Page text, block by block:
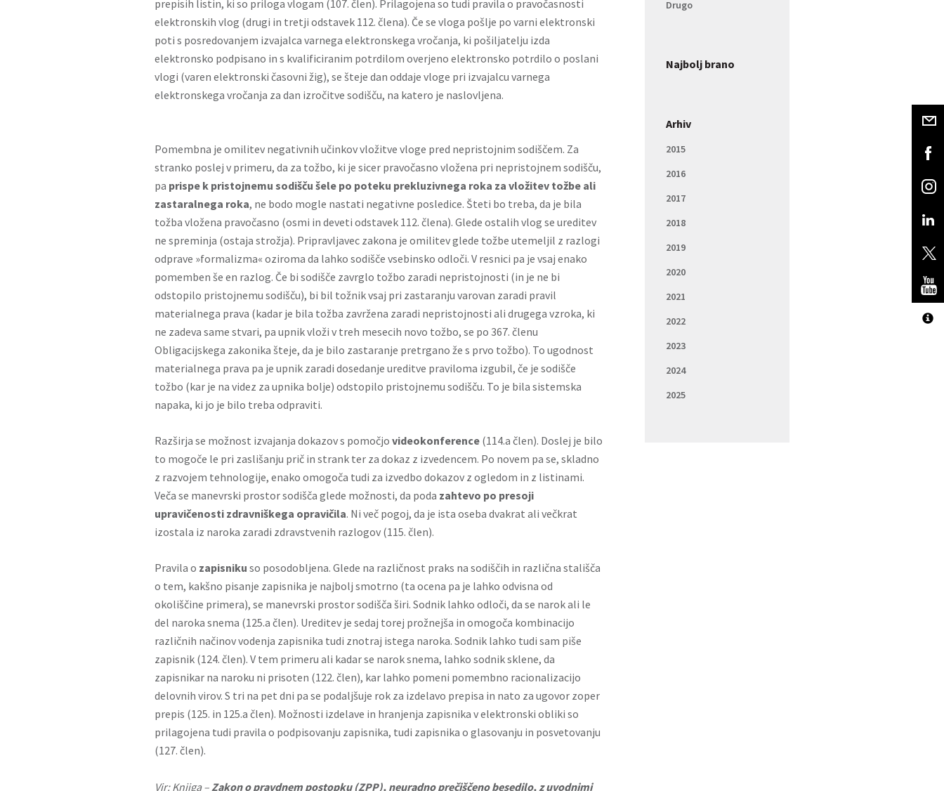
prepisih listin, ki so priloga vlogam (107. člen). Prilagojena so tudi pravila o pravočasnosti
elektronskih vlog (drugi in tretji odstavek 112. člena). Če se vloga pošlje po varni elektronski
poti s posredovanjem izvajalca varnega elektronskega vročanja, ki pošiljatelju izda
elektronsko podpisano in s kvalificiranim potrdilom overjeno elektronsko potrdilo o poslani
vlogi (varen elektronski časovni žig), se šteje dan oddaje vloge pri izvajalcu varnega
elektronskega vročanja za dan izročitve sodišču, na katero je naslovljena.
Pomembna je omilitev negativnih učinkov vložitve vloge pred nepristojnim sodiščem. Za
stranko poslej v primeru, da za tožbo, ki je sicer pravočasno vložena pri nepristojnem sodišču,
pa prispe k pristojnemu sodišču šele po poteku prekluzivnega roka za vložitev tožbe ali
zastaralnega roka, ne bodo mogle nastati negativne posledice. Šteti bo treba, da je bila
tožba vložena pravočasno (osmi in deveti odstavek 112. člena). Glede ostalih vlog se ureditev
ne spreminja (ostaja strožja). Pripravljavec zakona je omilitev glede tožbe utemeljil z razlogi
odprave »formalizma« oziroma da lahko sodišče vsebinsko odloči. V resnici pa je vsaj enako
pomemben še en razlog. Če bi sodišče zavrglo tožbo zaradi nepristojnosti (in je ne bi
odstopilo pristojnemu sodišču), bi bil tožnik vsaj pri zastaranju varovan zaradi pravil
materialnega prava (kadar je bila tožba zavržena zaradi nepristojnosti ali drugega vzroka, ki
ne zadeva same stvari, pa upnik vloži v treh mesecih novo tožbo, se po 367. členu
Obligacijskega zakonika šteje, da je bilo zastaranje pretrgano že s prvo tožbo). To ugodnost
materialnega prava pa je upnik zaradi dosedanje ureditve praviloma izgubil, če je sodišče
tožbo (kar je na videz za upnika bolje) odstopilo pristojnemu sodišču. To je bila sistemska
napaka, ki jo je bilo treba odpraviti.
Razširja se možnost izvajanja dokazov s pomočjo videokonference (114.a člen). Doslej je bilo
to mogoče le pri zaslišanju prič in strank ter za dokaz z izvedencem. Po novem pa se, skladno
z razvojem tehnologije, enako omogoča tudi za izvedbo dokazov z ogledom in z listinami.
Veča se manevrski prostor sodišča glede možnosti, da poda zahtevo po presoji
upravičenosti zdravniškega opravičila. Ni več pogoj, da je ista oseba dvakrat ali večkrat
izostala iz naroka zaradi zdravstvenih razlogov (115. člen).
Pravila o zapisniku so posodobljena. Glede na različnost praks na sodiščih in različna stališča
o tem, kakšno pisanje zapisnika je najbolj smotrno (ta ocena pa je lahko odvisna od
okoliščine primera), se manevrski prostor sodišča širi. Sodnik lahko odloči, da se narok ali le
del naroka snema (125.a člen). Ureditev je sedaj torej prožnejša in omogoča kombinacijo
različnih načinov vodenja zapisnika tudi znotraj istega naroka. Sodnik lahko tudi sam piše
zapisnik (124. člen). V tem primeru ali kadar se narok snema, lahko sodnik sklene, da
zapisnikar na naroku ni prisoten (122. člen), kar lahko pomeni pomembno racionalizacijo
delovnih virov. S tri na pet dni pa se podaljšuje rok za izdelavo prepisa in nato za ugovor zoper
prepis (125. in 125.a člen). Možnosti izdelave in hranjenja zapisnika v elektronski obliki so
prilagojena tudi pravila o podpisovanju zapisnika, tudi zapisnika o glasovanju in posvetovanju
(127. člen).
Vir: Knjiga –Zakon o pravdnem postopku (ZPP), neuradno prečiščeno besedilo, z uvodnimi
Drugo
Najbolj brano
Arhiv
2015
2016
2017
2018
2019
2020
2021
2022
2023
2024
2025